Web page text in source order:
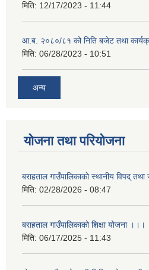
मिति: 12/17/2023 - 11:44
आ.ब. २०८०/८१ को निति बजेट तथा
मिति: 06/28/2023 - 10:51
अन्य
योजना तथा परियोजना
बराहताल गाउँपालिकाकाे स्थानीय विपद्
मिति: 02/28/2026 - 08:47
बराहताल गाउँपालिकाको शिक्षा योजना ।।।
मिति: 06/17/2025 - 11:43